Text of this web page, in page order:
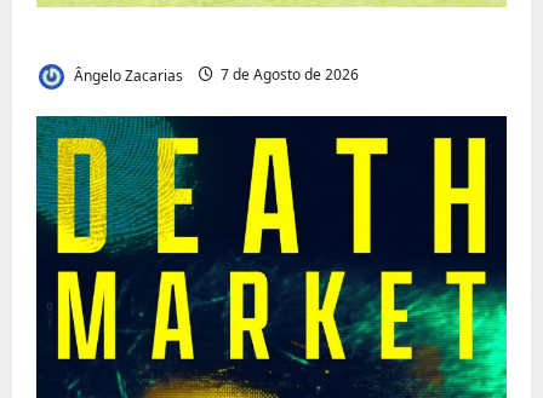
Ângelo Zacarias 7 de Agosto de 2026